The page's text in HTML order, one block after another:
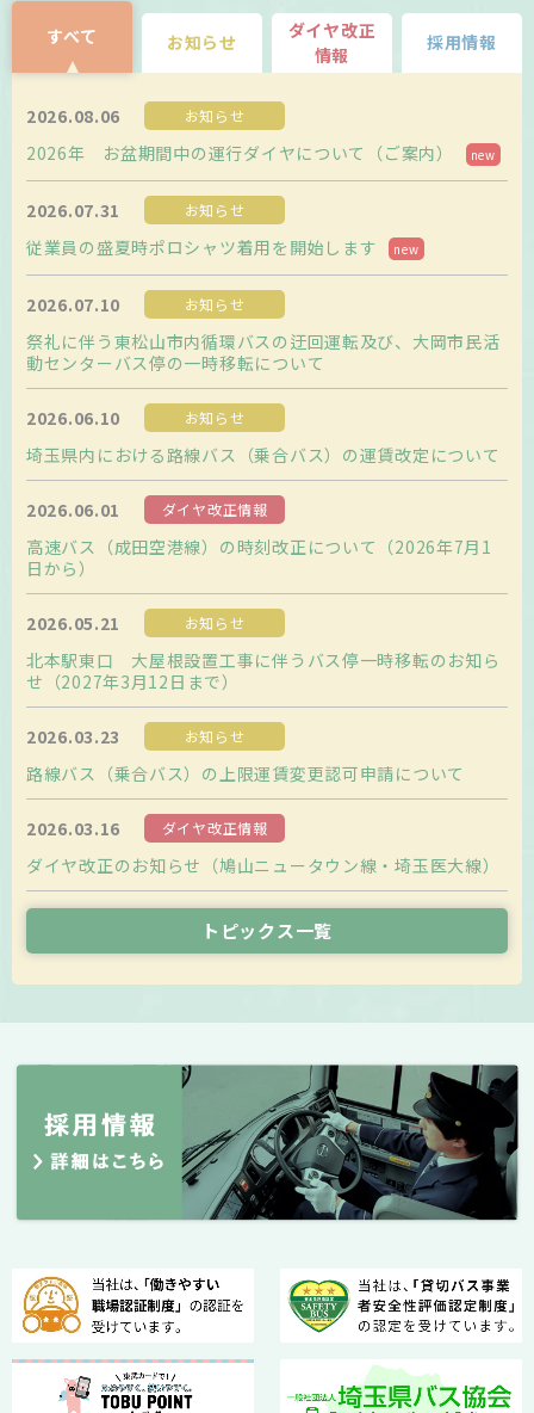
すべて お知らせ
ダイヤ改正
情報
採用情報
2026.08.06 お知らせ
2026年 お盆期間中の運行ダイヤについて（ご案内）
2026.07.31 お知らせ
従業員の盛夏時ポロシャツ着用を開始します
2026.07.10 お知らせ
祭礼に伴う東松山市内循環バスの迂回運転及び、大岡市民活
動センターバス停の一時移転について
2026.06.10 お知らせ
埼玉県内における路線バス（乗合バス）の運賃改定について
2026.06.01 ダイヤ改正情報
高速バス（成田空港線）の時刻改正について（2026年7月1
日から）
2026.05.21 お知らせ
北本駅東口 大屋根設置工事に伴うバス停一時移転のお知ら
せ（2027年3月12日まで）
2026.03.23 お知らせ
路線バス（乗合バス）の上限運賃変更認可申請について
2026.03.16 ダイヤ改正情報
ダイヤ改正のお知らせ（鳩山ニュータウン線・埼玉医大線）
トピックス一覧